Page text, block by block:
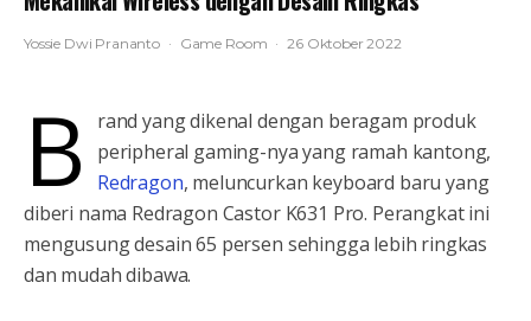
Yossie Dwi Prananto · Game Room · 26 Oktober 2022
B
rand yang dikenal dengan beragam produk
peripheral gaming-nya yang ramah kantong,
Redragon, meluncurkan keyboard baru yang
diberi nama Redragon Castor K631 Pro. Perangkat ini
mengusung desain 65 persen sehingga lebih ringkas
dan mudah dibawa.